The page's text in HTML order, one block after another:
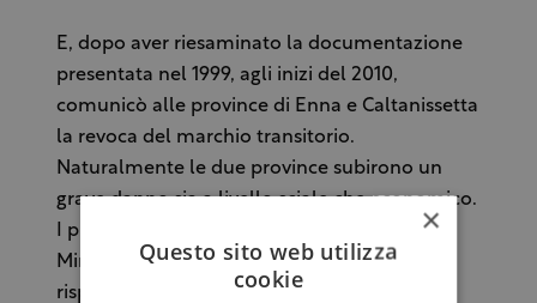
E, dopo aver riesaminato la documentazione
presentata nel 1999, agli inizi del 2010,
comunicò alle province di Enna e Caltanissetta
la revoca del marchio transitorio.
Naturalmente le due province subirono un
grave danno sia a livello sciale che economico.
I presidenti dei due consorzi andarono al
Ministero per chiedere spiegazioni e come
risposta ottennero che mancavano dei
×
Questo sito web utilizza
cookie